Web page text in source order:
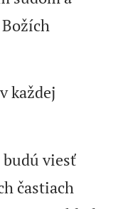
každej
viesť
častiach